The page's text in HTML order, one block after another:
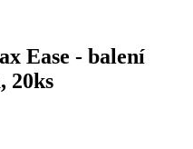
Ease - balení
20ks